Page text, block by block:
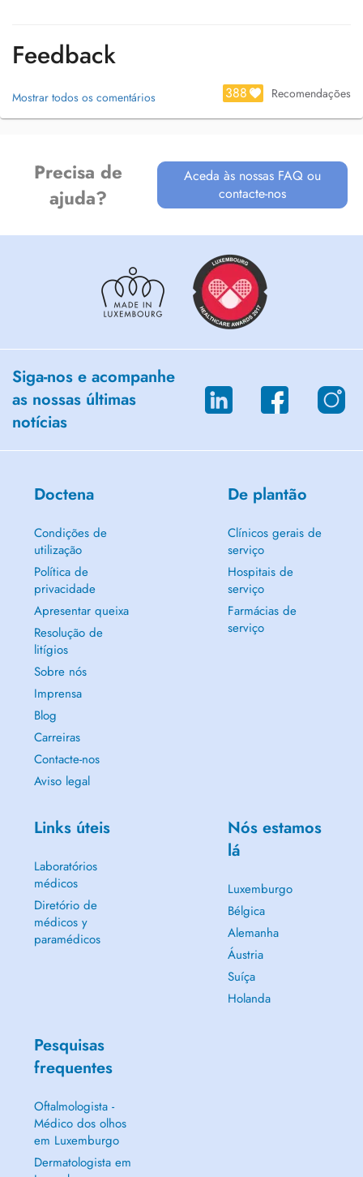
Feedback
Mostrar todos os comentários 388 Recomendações
Precisa de
ajuda?
Aceda às nossas FAQ ou
contacte-nos
Siga-nos e acompanhe
as nossas últimas
notícias
Doctena
Condições de
utilização
Política de
privacidade
Apresentar queixa
Resolução de
litígios
Sobre nós
Imprensa
Blog
Carreiras
Contacte-nos
Aviso legal
De plantão
Clínicos gerais de
serviço
Hospitais de
serviço
Farmácias de
serviço
Links úteis
Laboratórios
médicos
Diretório de
médicos y
paramédicos
Nós estamos
lá
Luxemburgo
Bélgica
Alemanha
Áustria
Suíça
Holanda
Pesquisas
frequentes
Oftalmologista -
Médico dos olhos
em Luxemburgo
Dermatologista em